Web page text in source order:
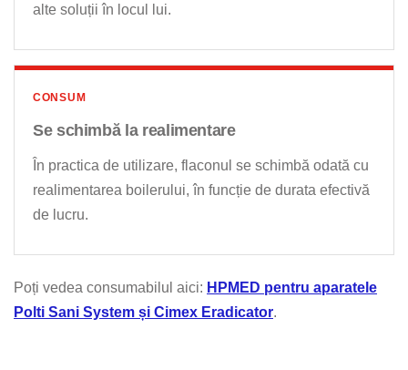
alte soluții în locul lui.
CONSUM
Se schimbă la realimentare
În practica de utilizare, flaconul se schimbă odată cu
realimentarea boilerului, în funcție de durata efectivă
de lucru.
Poți vedea consumabilul aici: HPMED pentru aparatele
Polti Sani System și Cimex Eradicator.